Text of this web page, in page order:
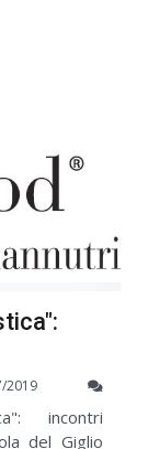
2019
incontri
del Giglio